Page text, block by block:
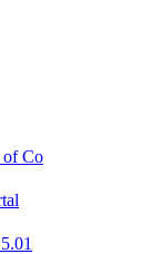
Co